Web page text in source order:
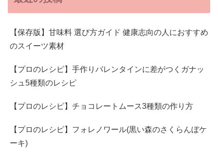
【保存版】甘味料 選び方ガイド 健康志向の人におすすめ
のスイーツ素材
【プロのレシピ】手作りバレンタインに差がつくガナッ
シュ5種類のレシピ
【プロのレシピ】チョコレートムース3種類の作り方
【プロのレシピ】フォレノワール(黒い森のさくらんぼケ
ーキ)